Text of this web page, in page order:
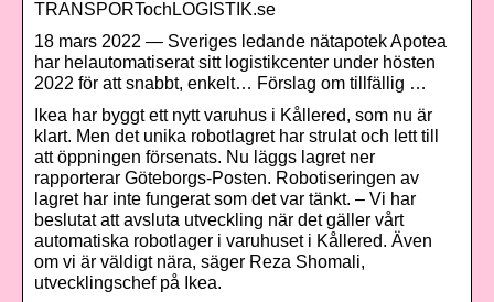
TRANSPORTochLOGISTIK.se
18 mars 2022 — Sveriges ledande nätapotek Apotea
har helautomatiserat sitt logistikcenter under hösten
2022 för att snabbt, enkelt… Förslag om tillfällig …
Ikea har byggt ett nytt varuhus i Kållered, som nu är
klart. Men det unika robotlagret har strulat och lett till
att öppningen försenats. Nu läggs lagret ner
rapporterar Göteborgs-Posten. Robotiseringen av
lagret har inte fungerat som det var tänkt. – Vi har
beslutat att avsluta utveckling när det gäller vårt
automatiska robotlager i varuhuset i Kållered. Även
om vi är väldigt nära, säger Reza Shomali,
utvecklingschef på Ikea.